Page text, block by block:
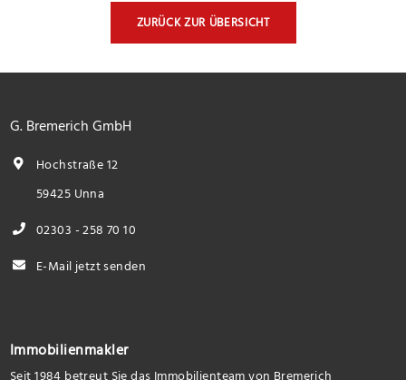
ZURÜCK ZUR ÜBERSICHT
G. Bremerich GmbH
Hochstraße 12
59425 Unna
02303 - 258 70 10
E-Mail jetzt senden
Immobilienmakler
Seit 1984 betreut Sie das Immobilienteam von Bremerich